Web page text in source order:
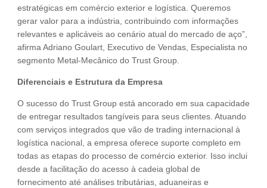
estratégicas em comércio exterior e logística. Queremos
gerar valor para a indústria, contribuindo com informações
relevantes e aplicáveis ao cenário atual do mercado de aço”,
afirma Adriano Goulart, Executivo de Vendas, Especialista no
segmento Metal-Mecânico do Trust Group.
Diferenciais e Estrutura da Empresa
O sucesso do Trust Group está ancorado em sua capacidade
de entregar resultados tangíveis para seus clientes. Atuando
com serviços integrados que vão de trading internacional à
logística nacional, a empresa oferece suporte completo em
todas as etapas do processo de comércio exterior. Isso inclui
desde a facilitação do acesso à cadeia global de
fornecimento até análises tributárias, aduaneiras e